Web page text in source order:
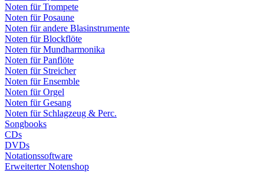
Noten für Trompete
Noten für Posaune
Noten für andere Blasinstrumente
Noten für Blockflöte
Noten für Mundharmonika
Noten für Panflöte
Noten für Streicher
Noten für Ensemble
Noten für Orgel
Noten für Gesang
Noten für Schlagzeug & Perc.
Songbooks
CDs
DVDs
Notationssoftware
Erweiterter Notenshop